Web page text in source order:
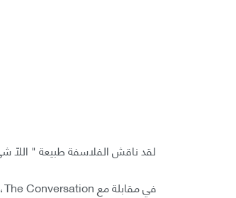
لقد ناقش الفلاسفة طبيعة " اللّا